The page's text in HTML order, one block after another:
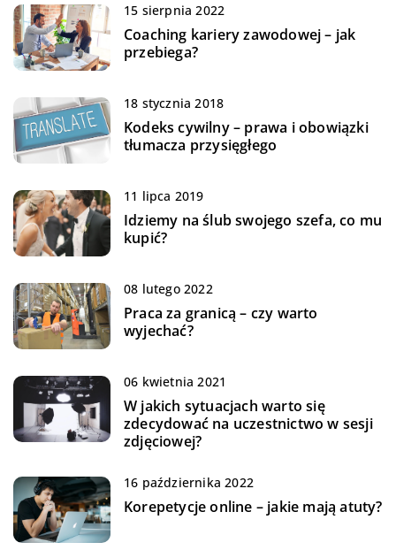
15 sierpnia 2022
Coaching kariery zawodowej – jak
przebiega?
18 stycznia 2018
Kodeks cywilny – prawa i obowiązki
tłumacza przysięgłego
11 lipca 2019
Idziemy na ślub swojego szefa, co mu
kupić?
08 lutego 2022
Praca za granicą – czy warto
wyjechać?
06 kwietnia 2021
W jakich sytuacjach warto się
zdecydować na uczestnictwo w sesji
zdjęciowej?
16 października 2022
Korepetycje online – jakie mają atuty?